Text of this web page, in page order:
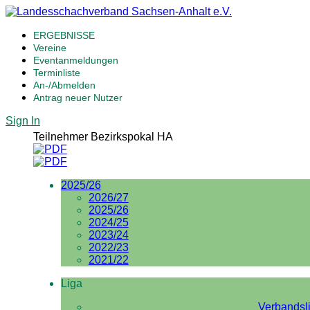
ERGEBNISSE
Vereine
Eventanmeldungen
Terminliste
An-/Abmelden
Antrag neuer Nutzer
Sign In
Teilnehmer Bezirkspokal HA
2025/26
2026/27
2025/26
2024/25
2023/24
2022/23
2021/22
Liga